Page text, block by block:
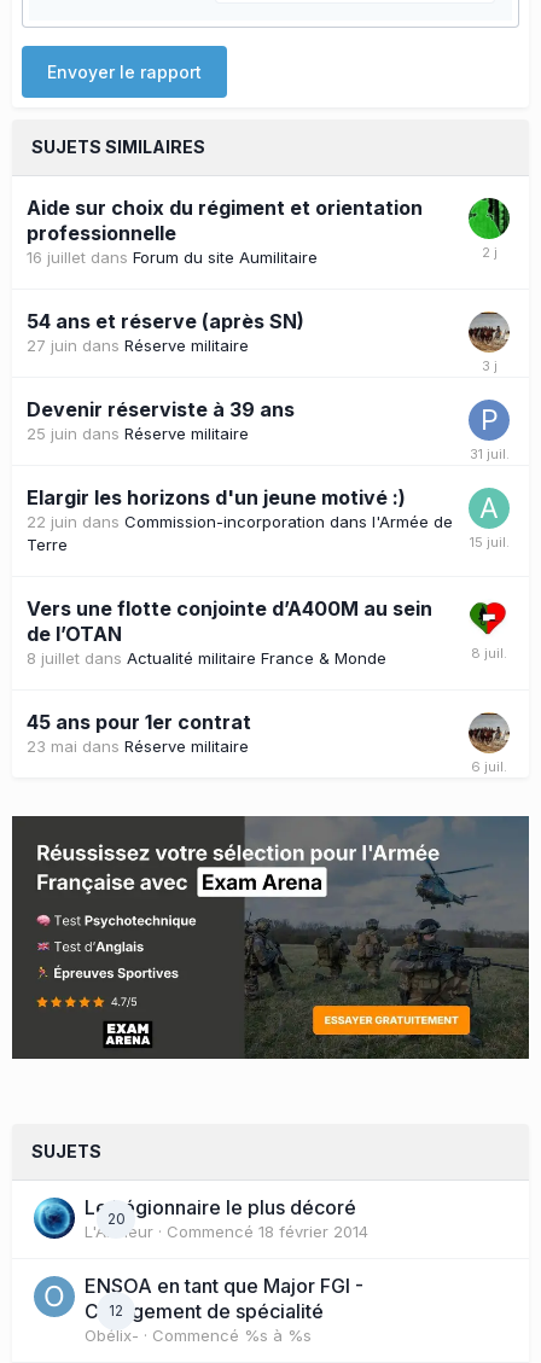
Envoyer le rapport
SUJETS SIMILAIRES
Aide sur choix du régiment et orientation
professionnelle
16 juillet dans Forum du site Aumilitaire
54 ans et réserve (après SN)
27 juin dans Réserve militaire
Devenir réserviste à 39 ans
25 juin dans Réserve militaire
Elargir les horizons d'un jeune motivé :)
22 juin dans Commission-incorporation dans l'Armée de
Terre
Vers une flotte conjointe d’A400M au sein
de l’OTAN
8 juillet dans Actualité militaire France & Monde
45 ans pour 1er contrat
23 mai dans Réserve militaire
SUJETS
20
Le Légionnaire le plus décoré
L'Artilleur · Commencé 18 février 2014
12
ENSOA en tant que Major FGI -
Changement de spécialité
Obélix- · Commencé %s à %s